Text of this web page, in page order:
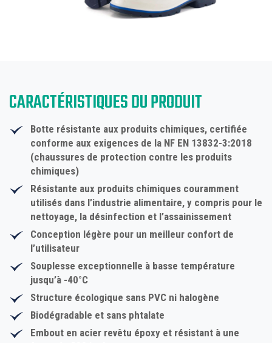
CARACTÉRISTIQUES DU PRODUIT
Botte résistante aux produits chimiques, certifiée
conforme aux exigences de la NF EN 13832-3:2018
(chaussures de protection contre les produits
chimiques)
Résistante aux produits chimiques couramment
utilisés dans l’industrie alimentaire, y compris pour le
nettoyage, la désinfection et l’assainissement
Conception légère pour un meilleur confort de
l’utilisateur
Souplesse exceptionnelle à basse température
jusqu’à -40°C
Structure écologique sans PVC ni halogène
Biodégradable et sans phtalate
Embout en acier revêtu époxy et résistant à une